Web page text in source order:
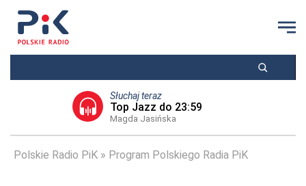
Słuchaj teraz
Top Jazz do 23:59
Magda Jasińska
Polskie Radio PiK Program Polskiego Radia PiK